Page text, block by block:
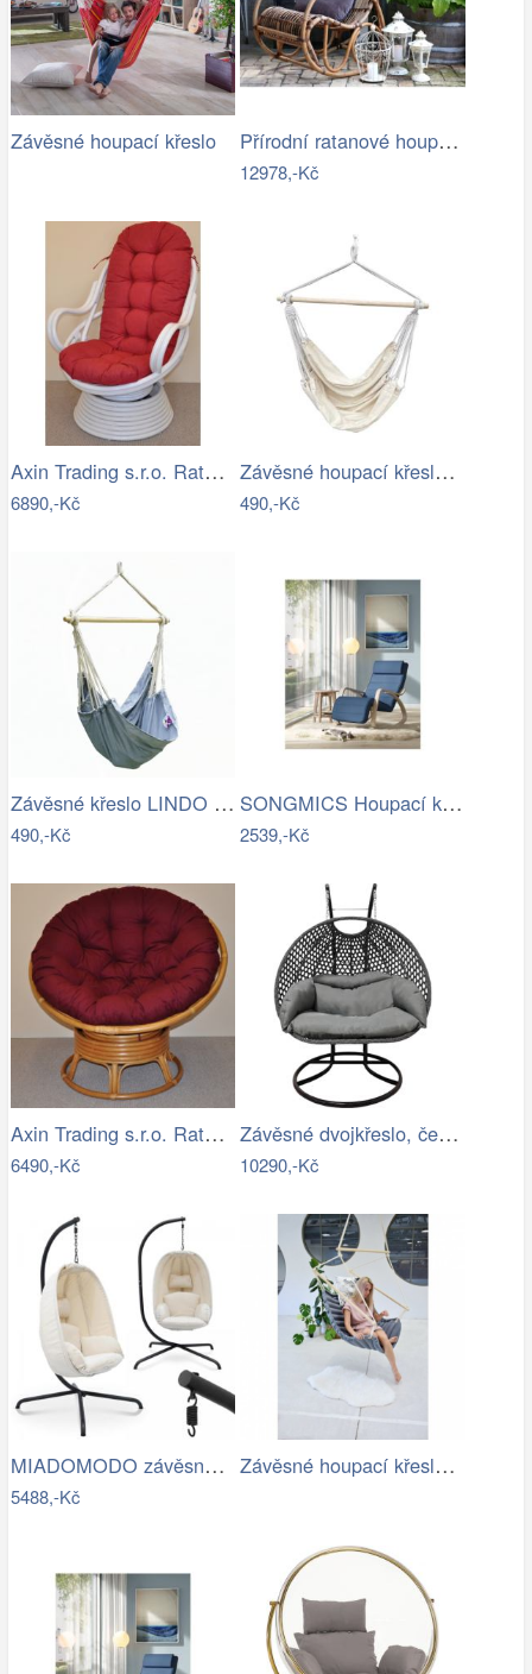
Závěsné houpací křeslo Přírodní ratanové houpací křeslo Old…
12978,-Kč
Axin Trading s.r.o. Ratanové houpací…
6890,-Kč
Závěsné houpací křeslo Cozyz béžová
490,-Kč
Závěsné křeslo LINDO NEW Tempo Kondela
490,-Kč
SONGMICS Houpací křeslo polstrované…
2539,-Kč
Axin Trading s.r.o. Ratanový papasan…
6490,-Kč
Závěsné dvojkřeslo, černá/šedá/tmavě…
10290,-Kč
MIADOMODO závěsné houpací křeslo béžové…
5488,-Kč
Závěsné houpací křeslo CHILLO, šedé